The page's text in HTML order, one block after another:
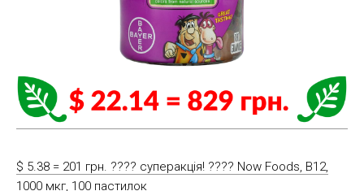
$ 5.38 = 201 грн. ???? cуперакція! ???? Now Foods, В12,
1000 мкг, 100 пастилок